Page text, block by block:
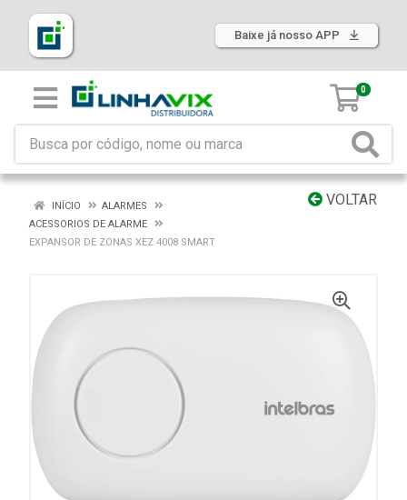
Baixe já nosso APP
0
VOLTAR
INÍCIO
ALARMES
ACESSORIOS DE ALARME
EXPANSOR DE ZONAS XEZ 4008 SMART